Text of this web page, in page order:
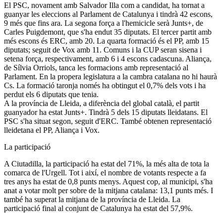
El PSC, novament amb Salvador Illa com a candidat, ha tornat a
guanyar les eleccions al Parlament de Catalunya i tindrà 42 escons,
9 més que fins ara. La segona força a l'hemicicle serà Junts+, de
Carles Puigdemont, que s'ha endut 35 diputats. El tercer partit amb
més escons és ERC, amb 20. La quarta formació és el PP, amb 15
diputats; seguit de Vox amb 11. Comuns i la CUP seran sisena i
setena força, respectivament, amb 6 i 4 escons cadascuna. Aliança,
de Sílvia Orriols, tanca les formacions amb representació al
Parlament. En la propera legislatura a la cambra catalana no hi haurà
Cs. La formació taronja només ha obtingut el 0,7% dels vots i ha
perdut els 6 diputats que tenia.
A la província de Lleida, a diferència del global català, el partit
guanyador ha estat Junts+. Tindrà 5 dels 15 diputats lleidatans. El
PSC s'ha situat segon, seguit d'ERC. També obtenen representació
lleidetana el PP, Aliança i Vox.
La participació
A Ciutadilla, la participació ha estat del 71%, la més alta de tota la
comarca de l'Urgell. Tot i així, el nombre de votants respecte a fa
tres anys ha estat de 0,8 punts menys. Aquest cop, al municipi, s'ha
anat a votar molt per sobre de la mitjana catalana: 13,1 punts més. I
també ha superat la mitjana de la província de Lleida. La
participació final al conjunt de Catalunya ha estat del 57,9%.